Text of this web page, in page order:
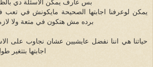
بس عارف يمكن الاسئلة دي
يمكن لوعرفنا اجابتها الصحيحة مايكونش في تعب
برده مش هتكون في متعة ولا
حياتنا هي اننا نفضل عايشيين عشان نجاوب على
اجابتها بتتغير